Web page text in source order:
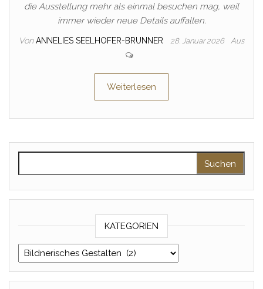
die Ausstellung mehr als einmal besuchen mag, weil
immer wieder neue Details auffallen.
Von ANNELIES SEELHOFER-BRUNNER 28. Januar 2026 Aus
Weiterlesen
KATEGORIEN
Kategorien